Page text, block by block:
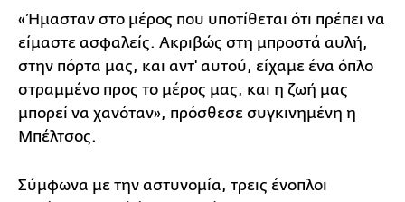
«Ήμασταν στο μέρος που υποτίθεται ότι πρέπει να
είμαστε ασφαλείς. Ακριβώς στη μπροστά αυλή,
στην πόρτα μας, και αντ' αυτού, είχαμε ένα όπλο
στραμμένο προς το μέρος μας, και η ζωή μας
μπορεί να χανόταν», πρόσθεσε συγκινημένη η
Μπέλτσος.
Σύμφωνα με την αστυνομία, τρεις ένοπλοι